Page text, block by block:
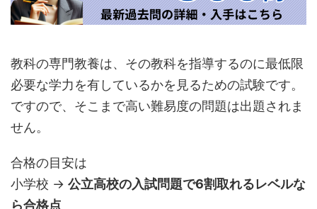
教科の専門教養は、その教科を指導するのに最低限
必要な学力を有しているかを見るための試験です。
ですので、そこまで高い難易度の問題は出題されま
せん。
合格の目安は
小学校 → 公立高校の入試問題で6割取れるレベルな
ら合格点